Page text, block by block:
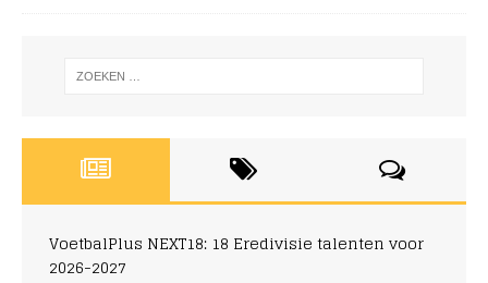
VoetbalPlus NEXT18: 18 Eredivisie talenten voor
2026-2027